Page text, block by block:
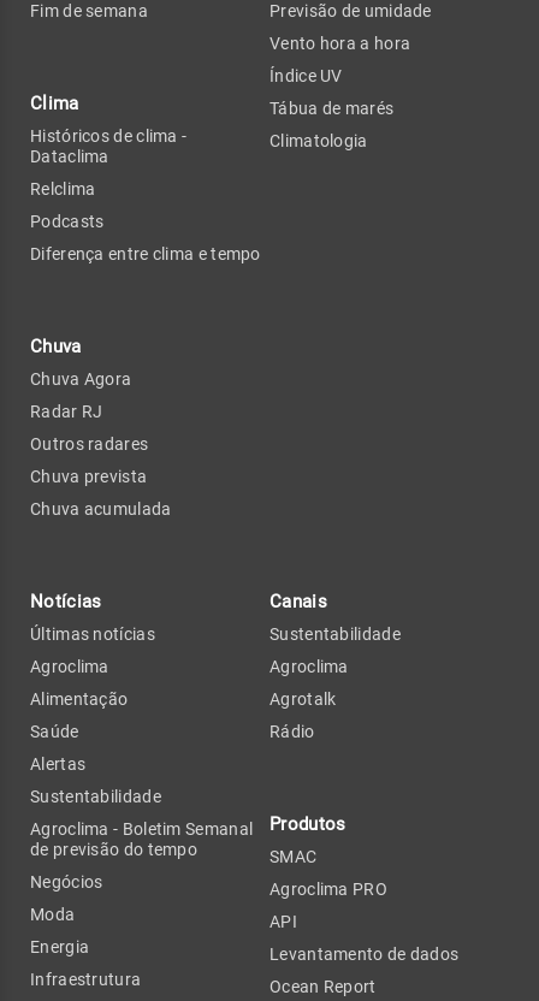
Fim de semana
Clima
Históricos de clima -
Dataclima
Relclima
Podcasts
Diferença entre clima e tempo
Chuva
Chuva Agora
Radar RJ
Outros radares
Chuva prevista
Chuva acumulada
Previsão de umidade
Vento hora a hora
Índice UV
Tábua de marés
Climatologia
Notícias
Últimas notícias
Agroclima
Alimentação
Saúde
Alertas
Sustentabilidade
Agroclima - Boletim Semanal
de previsão do tempo
Negócios
Moda
Energia
Infraestrutura
Canais
Sustentabilidade
Agroclima
Agrotalk
Rádio
Produtos
SMAC
Agroclima PRO
API
Levantamento de dados
Ocean Report